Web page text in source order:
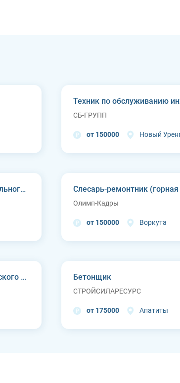
СБ-ГРУПП
от 150000 Новый
Помощник бурильщика капитального ремонта скважин (КРС)
Олимп-Кадры
от 150000 Воркута
Старший мастер гидротехнического цеха Курейской ГЭС (п. Светлогорск) Бетонщик
СТРОЙСИЛАРЕСУРС
от 175000 Апатиты